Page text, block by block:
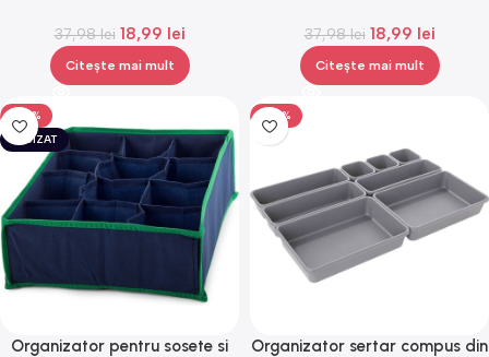
compartimente,Gonga®
37,98lei 18,99 lei
Citește mai mult
compartimente,Gonga®
37,98lei 18,99 lei
Citește mai mult
-50%
EPUIZAT
Organizator pentru sosete si
-50%
Organizator sertar compus din